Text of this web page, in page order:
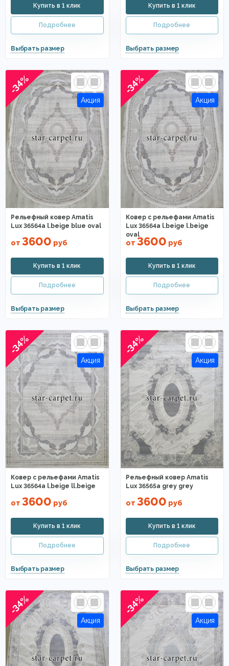
-34%
Рельефный ковер Amatis
Lux 36564a l.beige blue oval
от 3600 руб
-34%
Ковер с рельефами Amatis
Lux 36564a l.beige l.beige
oval
от 3600 руб
-34%
Ковер с рельефами Amatis
Lux 36564a l.beige ll.beige
от 3600 руб
-34%
Рельефный ковер Amatis
Lux 36565a grey grey
от 3600 руб
-34% -34%